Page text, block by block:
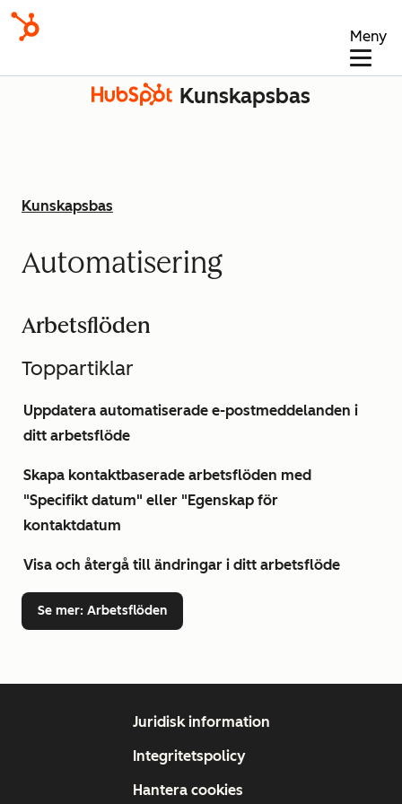
Meny
Kunskapsbas
Kunskapsbas
Automatisering
Arbetsflöden
Toppartiklar
Uppdatera automatiserade e-postmeddelanden i
ditt arbetsflöde
Skapa kontaktbaserade arbetsflöden med
"Specifikt datum" eller "Egenskap för
kontaktdatum
Visa och återgå till ändringar i ditt arbetsflöde
Se mer: Arbetsflöden
Juridisk information
Integritetspolicy
Hantera cookies